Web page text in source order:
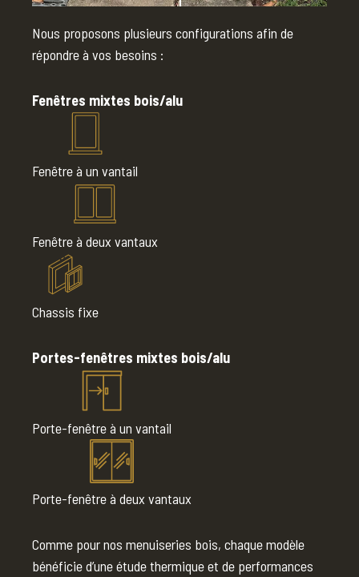
Nous proposons plusieurs configurations afin de
répondre à vos besoins :
Fenêtres mixtes bois/alu
Fenêtre à un vantail
Fenêtre à deux vantaux
Chassis fixe
Portes-fenêtres mixtes bois/alu
Porte-fenêtre à un vantail
Porte-fenêtre à deux vantaux
Comme pour nos menuiseries bois, chaque modèle
bénéficie d’une étude thermique et de performances